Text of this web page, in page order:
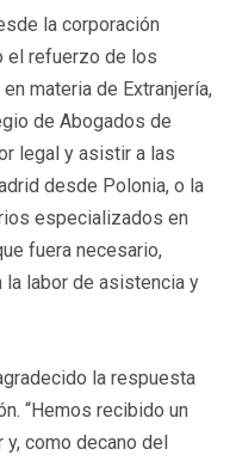
la corporación
el refuerzo de los
materia de Extranjería,
de Abogados de
legal y asistir a las
desde Polonia, o la
especializados en
fuera necesario,
labor de asistencia y
la respuesta
“Hemos recibido un
y, como decano del